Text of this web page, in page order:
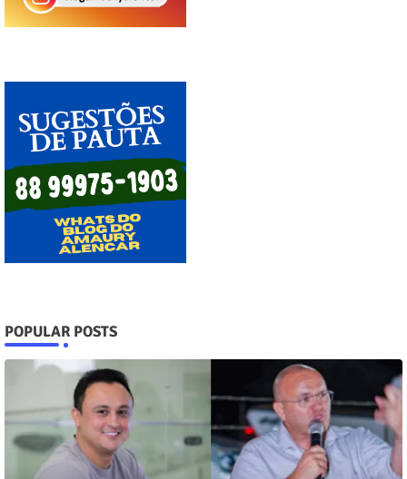
POPULAR POSTS